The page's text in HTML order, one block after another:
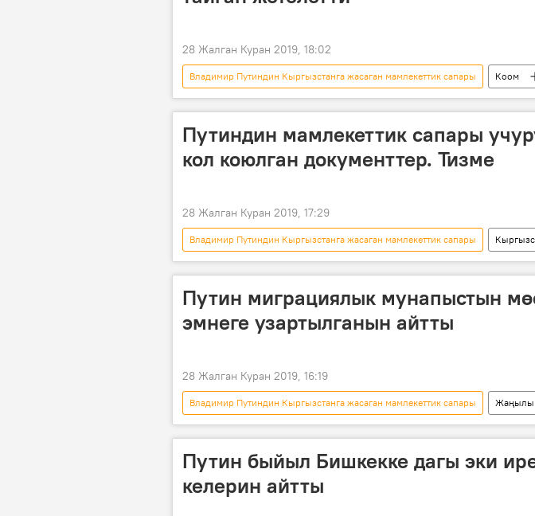
28 Жалган Куран 2019, 18:02
Владимир Путиндин Кыргызстанга жасаган мамлекеттик сапары Коом
Жаңылыктар
Дүйнөдө Владимир Путин
Путиндин мамлекеттик сапары
кол коюлган документтер. Тизме
28 Жалган Куран 2019, 17:29
Владимир Путиндин Кыргызстанга жасаган мамлекеттик сапары
Саясат
Экономика Сооронбай Жээнбеков
Путин миграциялык мунапыстын
эмнеге узартылганын айтты
28 Жалган Куран 2019, 16:19
Владимир Путиндин Кыргызстанга жасаган мамлекеттик сапары
Дүйнөдө
мунапыс жеңилдик Владимир Путин
Путин быйыл Бишкекке дагы эки
келерин айтты